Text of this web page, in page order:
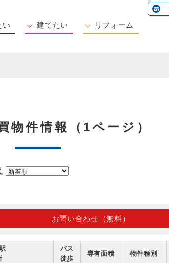
い 建てたい リフォーム
物件情報（1ページ）
お問い合わせ（無料）
バス
徒歩
専有面積 物件種別